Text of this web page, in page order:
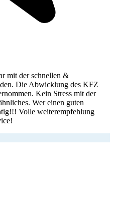
mit der schnellen &
Die Abwicklung des KFZ
Kein Stress mit der
Wer einen guten
Volle weiterempfehlung